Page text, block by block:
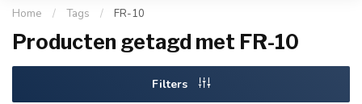
Home / Tags / FR-10
Producten getagd met FR-10
Filters